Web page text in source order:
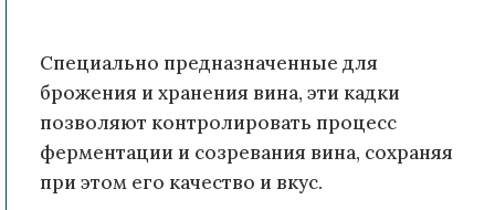
Специально предназначенные для
брожения и хранения вина, эти кадки
позволяют контролировать процесс
ферментации и созревания вина, сохраняя
при этом его качество и вкус.